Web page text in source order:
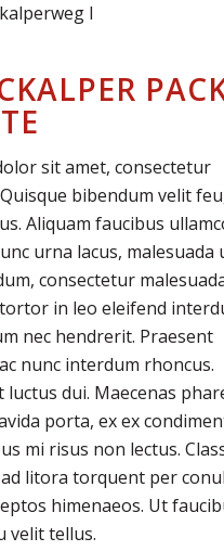
l
sit amet, consectetur
bibendum velit
Aliquam faucibus
urna lacus, malesuada
consectetur
in leo eleifend
nec hendrerit. Praesent
nunc interdum rhoncus.
luctus dui. Maecenas
porta, ex ex
mi risus non lectus.
litora torquent per
himenaeos. Ut
velit tellus.